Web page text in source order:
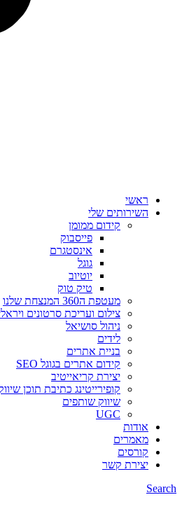
ראשי
השירותים שלי
קידום ממומן
פייסבוק
אינסטגרם
גוגל
יוטיוב
טיק טוק
מעטפת ה360 המנצחת שלנו
צילום ועריכת סרטונים
ניהול סושיאל
לידים
בניית אתרים
קידום אתרים בגוגל SEO
יצירת קריאייטיב
קופירייטינג כתיבת תוכן
שיווק שותפים
UGC
אודות
מאמרים
קורסים
יצירת קשר
Search